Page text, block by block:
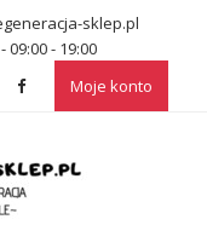
sklep.pl
- 19:00
Moje konto